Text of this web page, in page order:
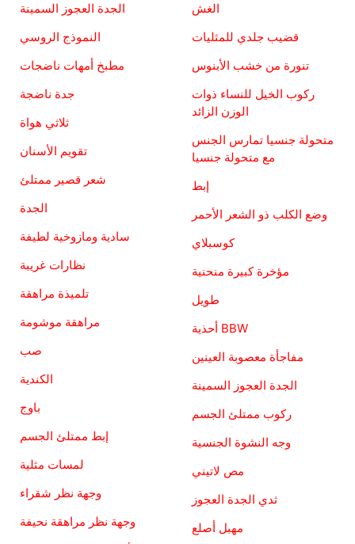
الجدة العجوز السمينة
النموذج الروسي
مطبخ أمهات ناضجات
جدة ناضجة
ثلاثي هواة
تقويم الأسنان
شعر قصير ممتلئ
الجدة
سادية ومازوخية لطيفة
نظارات غريبة
تلميذة مراهقة
مراهقة موشومة
صب
الكندية
باوج
إبط ممتلئ الجسم
لمسات مثلية
وجهة نظر شقراء
وجهة نظر مراهقة نحيفة
الغش
قضيب جلدي للمثليات
تنورة من خشب الأبنوس
ركوب الخيل للنساء ذوات
الوزن الزائد
متحولة جنسيا تمارس الجنس
مع متحولة جنسيا
إبط
وضع الكلب ذو الشعر الأحمر
كوسبلاي
مؤخرة كبيرة منحنية
طويل
أحذية BBW
مفاجأة معصوبة العينين
الجدة العجوز السمينة
ركوب ممتلئ الجسم
وجه النشوة الجنسية
مص لاتيني
ثدي الجدة العجوز
مهبل أصلع